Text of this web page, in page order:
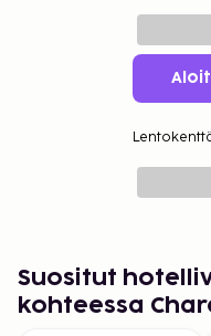
Suositut
kohteessa